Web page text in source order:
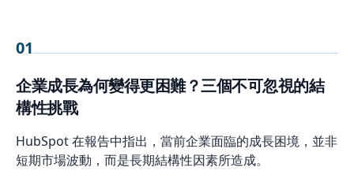
01
企業成長為何變得更困難？三個不可忽視的結
構性挑戰
HubSpot 在報告中指出，當前企業面臨的成長困境，並非
短期市場波動，而是長期結構性因素所造成。